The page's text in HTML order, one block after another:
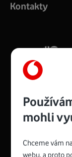
silný signál pro
Více o COMPAL
Kontakty
mohli
Chceme vám
webu, a proto